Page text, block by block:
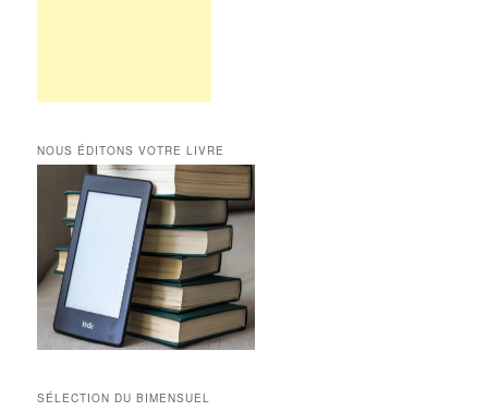
NOUS ÉDITONS VOTRE LIVRE
SÉLECTION DU BIMENSUEL